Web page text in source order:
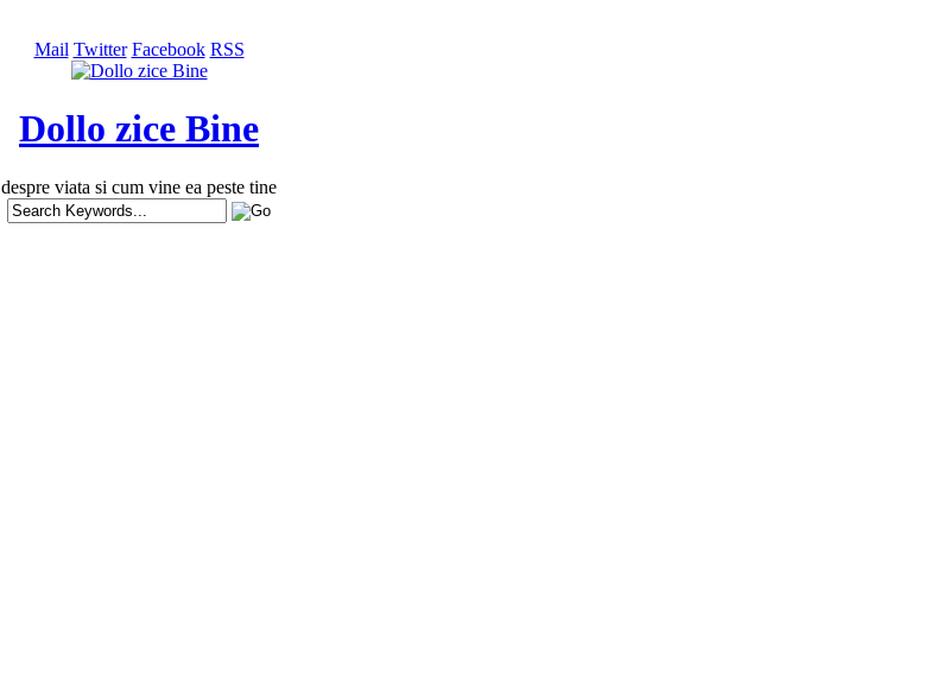
Mail Twitter Facebook RSS
Dollo zice Bine
despre viata si cum vine ea peste tine